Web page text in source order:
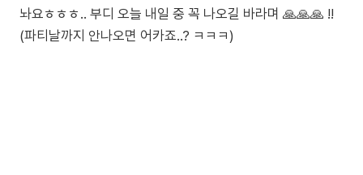
놔요ㅎㅎㅎ.. 부디 오늘 내일 중 꼭 나오길 바라며 🙏🙏🙏 !!
(파티날까지 안나오면 어카죠..? ㅋㅋㅋ)